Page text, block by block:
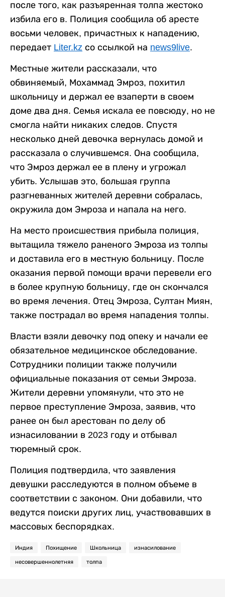
после того, как разъяренная толпа жестоко
избила его в. Полиция сообщила об аресте
восьми человек, причастных к нападению,
передает Liter.kz со ссылкой на news9live.
Местные жители рассказали, что
обвиняемый, Мохаммад Эмроз, похитил
школьницу и держал ее взаперти в своем
доме два дня. Семья искала ее повсюду, но не
смогла найти никаких следов. Спустя
несколько дней девочка вернулась домой и
рассказала о случившемся. Она сообщила,
что Эмроз держал ее в плену и угрожал
убить. Услышав это, большая группа
разгневанных жителей деревни собралась,
окружила дом Эмроза и напала на него.
На место происшествия прибыла полиция,
вытащила тяжело раненого Эмроза из толпы
и доставила его в местную больницу. После
оказания первой помощи врачи перевели его
в более крупную больницу, где он скончался
во время лечения. Отец Эмроза, Султан Миян,
также пострадал во время нападения толпы.
Власти взяли девочку под опеку и начали ее
обязательное медицинское обследование.
Сотрудники полиции также получили
официальные показания от семьи Эмроза.
Жители деревни упомянули, что это не
первое преступление Эмроза, заявив, что
ранее он был арестован по делу об
изнасиловании в 2023 году и отбывал
тюремный срок.
Полиция подтвердила, что заявления
девушки расследуются в полном объеме в
соответствии с законом. Они добавили, что
ведутся поиски других лиц, участвовавших в
массовых беспорядках.
Индия Похищение Школьница изнасилование
несовершеннолетняя толпа